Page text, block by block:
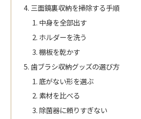
三面鏡裏収納を掃除する手順
中身を全部出す
ホルダーを洗う
棚板を乾かす
歯ブラシ収納グッズの選び方
底がない形を選ぶ
素材を比べる
除菌器に頼りすぎない